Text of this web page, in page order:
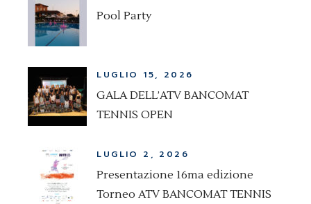
Pool Party
LUGLIO 15, 2026
GALA DELL’ATV BANCOMAT
TENNIS OPEN
LUGLIO 2, 2026
Presentazione 16ma edizione
Torneo ATV BANCOMAT TENNIS